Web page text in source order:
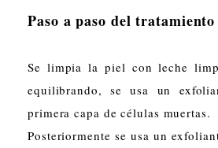
Paso a paso del
Se limpia la piel con leche
equilibrando, se usa un
primera capa de células muertas.
Posteriormente se usa un